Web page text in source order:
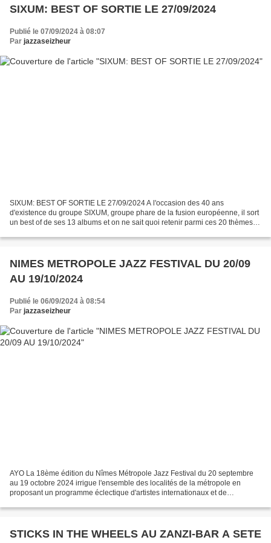
SIXUM: BEST OF SORTIE LE 27/09/2024
Publié le 07/09/2024 à 08:07
Par jazzaseizheur
SIXUM: BEST OF SORTIE LE 27/09/2024 A l'occasion des 40 ans
d'existence du groupe SIXUM, groupe phare de la fusion européenne, il sort
un best of de ses 13 albums et on ne sait quoi retenir parmi ces 20 thèmes
NIMES METROPOLE JAZZ FESTIVAL DU 20/09
AU 19/10/2024
Publié le 06/09/2024 à 08:54
Par jazzaseizheur
AYO La 18ème édition du Nîmes Métropole Jazz Festival du 20 septembre
au 19 octobre 2024 irrigue l'ensemble des localités de la métropole en
proposant un programme éclectique d'artistes internationaux et de
STICKS IN THE WHEELS AU ZANZI-BAR A SETE